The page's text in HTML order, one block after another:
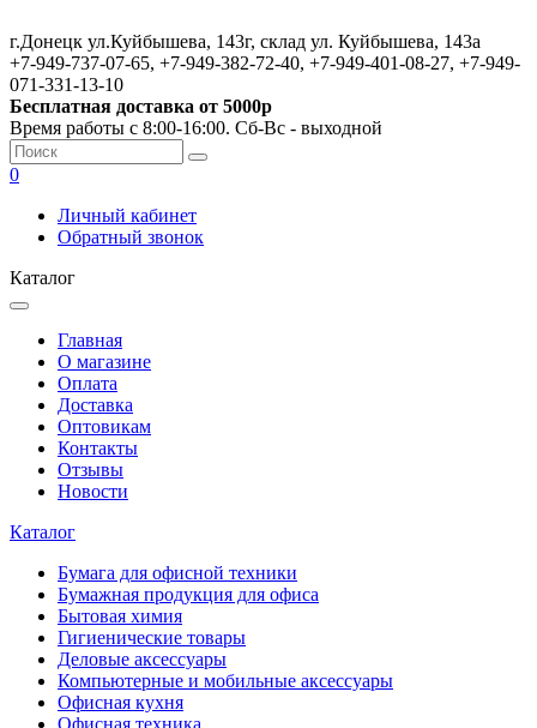
г.Донецк ул.Куйбышева, 143г, склад ул. Куйбышева, 143а
+7-949-737-07-65, +7-949-382-72-40, +7-949-401-08-27, +7-949-
071-331-13-10
Бесплатная доставка от 5000р
Время работы с 8:00-16:00. Сб-Вс - выходной
0
Личный кабинет
Обратный звонок
Каталог
Главная
О магазине
Оплата
Доставка
Оптовикам
Контакты
Отзывы
Новости
Каталог
Бумага для офисной техники
Бумажная продукция для офиса
Бытовая химия
Гигиенические товары
Деловые аксессуары
Компьютерные и мобильные аксессуары
Офисная кухня
Офисная техника